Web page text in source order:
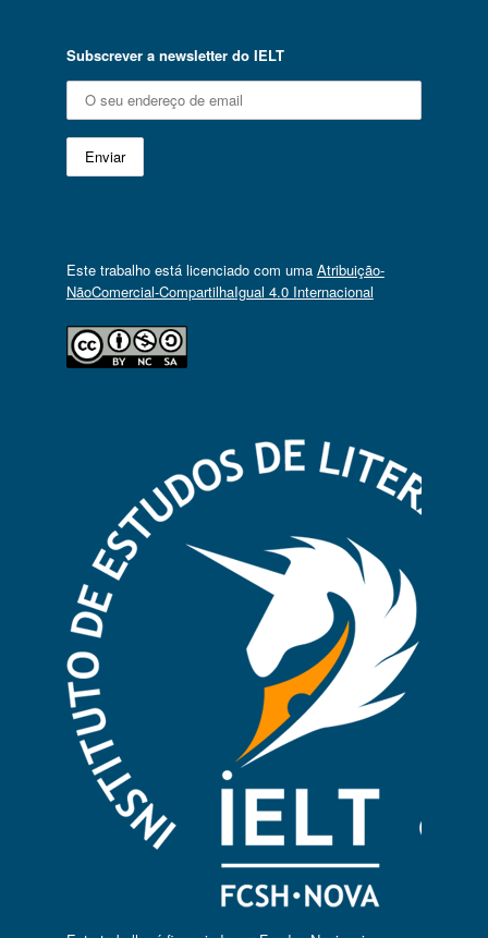
Subscrever a newsletter do IELT
Este trabalho está licenciado com uma Atribuição-
NãoComercial-CompartilhaIgual 4.0 Internacional